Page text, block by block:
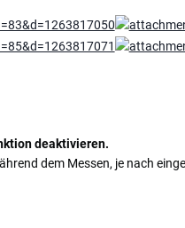
deaktivieren.
dem Messen, je nach